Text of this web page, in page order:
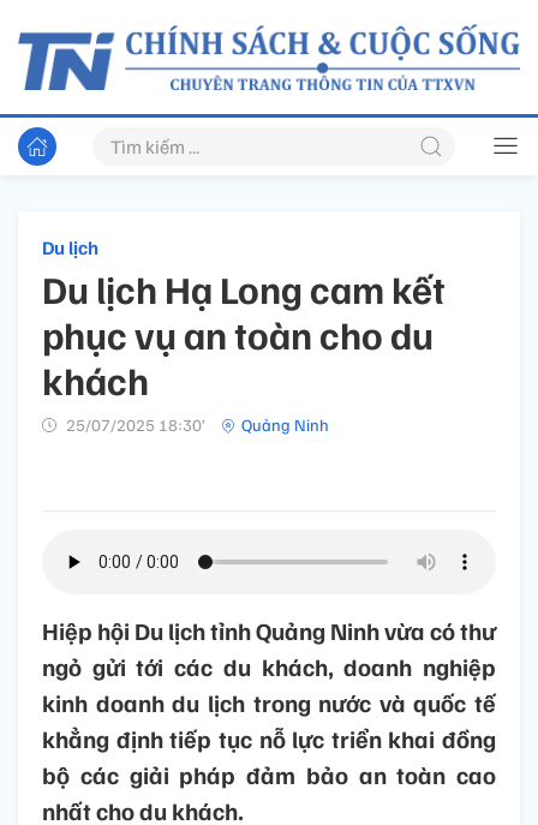
Du lịch
Du lịch Hạ Long cam kết
phục vụ an toàn cho du
khách
25/07/2025 18:30’ Quảng Ninh
Hiệp hội Du lịch tỉnh Quảng Ninh vừa có thư
ngỏ gửi tới các du khách, doanh nghiệp
kinh doanh du lịch trong nước và quốc tế
khẳng định tiếp tục nỗ lực triển khai đồng
bộ các giải pháp đảm bảo an toàn cao
nhất cho du khách.